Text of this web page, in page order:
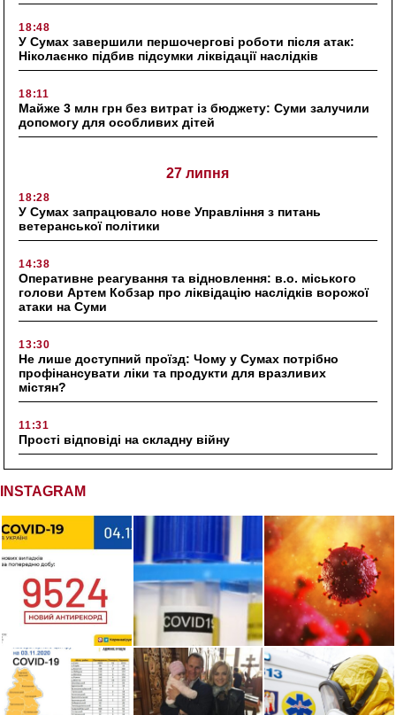
18:48
У Сумах завершили першочергові роботи після атак:
Ніколаєнко підбив підсумки ліквідації наслідків
18:11
Майже 3 млн грн без витрат із бюджету: Суми залучили
допомогу для особливих дітей
27 липня
18:28
У Сумах запрацювало нове Управління з питань
ветеранської політики
14:38
Оперативне реагування та відновлення: в.о. міського
голови Артем Кобзар про ліквідацію наслідків ворожої
атаки на Суми
13:30
Не лише доступний проїзд: Чому у Сумах потрібно
профінансувати ліки та продукти для вразливих
містян?
11:31
Прості відповіді на складну війну
INSTAGRAM